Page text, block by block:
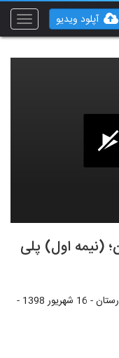
Toggle
آپلود ویدیو
(نیمه اول) پلی
پلی آف یورو 2020 - فول مچ بازی انگلیس - بلغارستان - 16 شهریور 1398 -